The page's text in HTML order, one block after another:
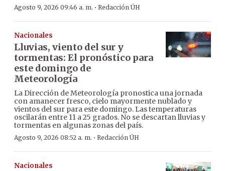
Agosto 9, 2026 09:46 a. m. · Redacción ÚH
Nacionales
Lluvias, viento del sur y
tormentas: El pronóstico para
este domingo de
Meteorología
La Dirección de Meteorología pronostica una jornada
con amanecer fresco, cielo mayormente nublado y
vientos del sur para este domingo. Las temperaturas
oscilarán entre 11 a 25 grados. No se descartan lluvias y
tormentas en algunas zonas del país.
Agosto 9, 2026 08:52 a. m. · Redacción ÚH
Nacionales